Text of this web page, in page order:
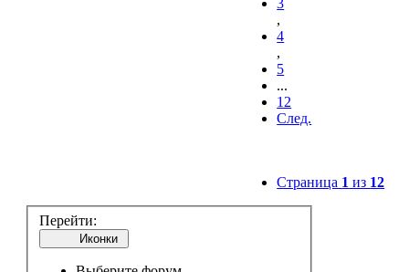
3
,
4
,
5
...
12
След.
Страница 1 из 12
Перейти:
Иконки